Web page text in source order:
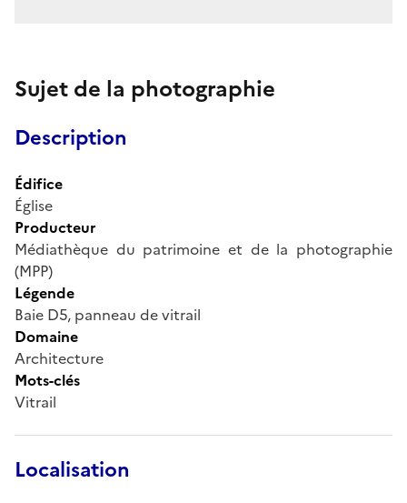
Sujet de la photographie
Description
Édifice
Église
Producteur
Médiathèque du patrimoine et de la photographie
(MPP)
Légende
Baie D5, panneau de vitrail
Domaine
Architecture
Mots-clés
Vitrail
Localisation